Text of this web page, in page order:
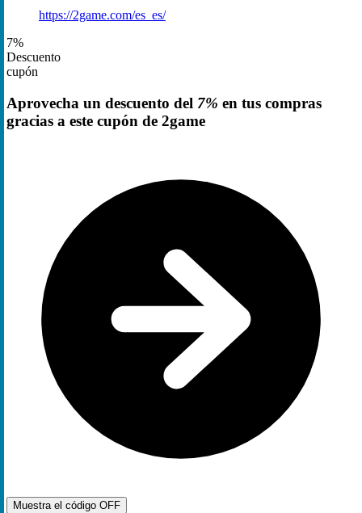
https://2game.com/es_es/
7%
Descuento
cupón
Aprovecha un descuento del 7% en tus compras
gracias a este cupón de 2game
Muestra el código OFF